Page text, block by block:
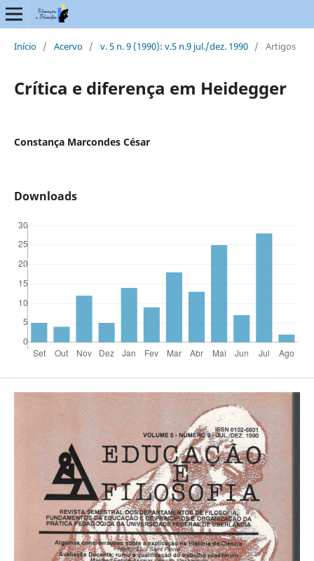
Início / Acervo / v. 5 n. 9 (1990): v.5 n.9 jul./dez. 1990 / Artigos
Crítica e diferença em Heidegger
Constança Marcondes César
Downloads